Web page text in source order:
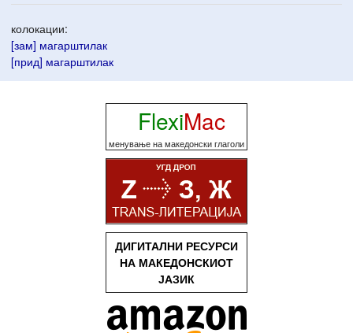
колокации:
[зам] магарштилак
[прид] магарштилак
FlexiMac
менување на македонски глаголи
ДИГИТАЛНИ РЕСУРСИ
НА МАКЕДОНСКИОТ
ЈАЗИК